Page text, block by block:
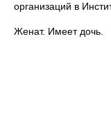
организаций в
Женат. Имеет дочь.